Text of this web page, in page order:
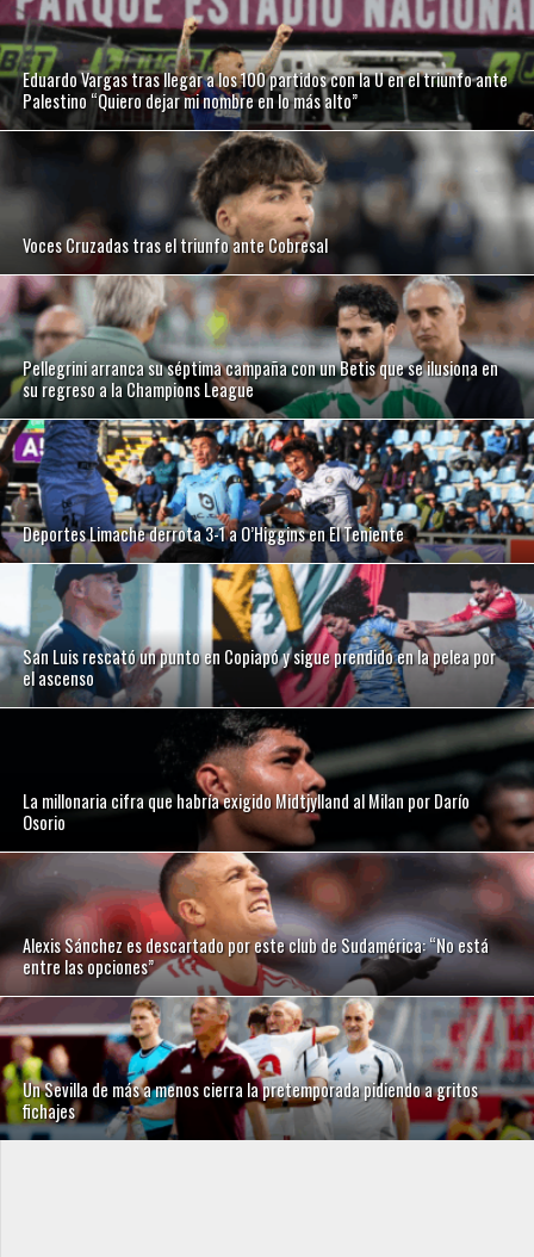
Eduardo Vargas tras llegar a los 100 partidos con la U en el triunfo ante
Palestino “Quiero dejar mi nombre en lo más alto”
Voces Cruzadas tras el triunfo ante Cobresal
Pellegrini arranca su séptima campaña con un Betis que se ilusiona en
su regreso a la Champions League
Deportes Limache derrota 3-1 a O’Higgins en El Teniente
San Luis rescató un punto en Copiapó y sigue prendido en la pelea por
el ascenso
La millonaria cifra que habría exigido Midtjylland al Milan por Darío
Osorio
Alexis Sánchez es descartado por este club de Sudamérica: “No está
entre las opciones”
Un Sevilla de más a menos cierra la pretemporada pidiendo a gritos
fichajes